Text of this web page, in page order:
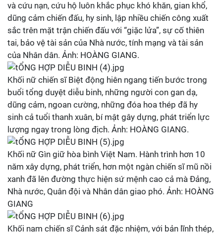
và cứu nạn, cứu hộ luôn khắc phục khó khăn, gian khổ,
dũng cảm chiến đấu, hy sinh, lập nhiều chiến công xuất
sắc trên mặt trận chiến đấu với “giặc lửa”, sự cố thiên
tai, bảo vệ tài sản của Nhà nước, tính mạng và tài sản
của Nhân dân. Ảnh: HOÀNG GIANG.
Khối nữ chiến sĩ Biệt động hiên ngang tiến bước trong
buổi tổng duyệt diễu binh, những người con gan dạ,
dũng cảm, ngoan cường, những đóa hoa thép đã hy
sinh cả tuổi thanh xuân, bí mật gây dựng, phát triển lực
lượng ngay trong lòng địch. Ảnh: HOÀNG GIANG.
Khối nữ Gìn giữ hòa bình Việt Nam. Hành trình hơn 10
năm xây dựng, phát triển, hơn một ngàn chiến sĩ mũ nồi
xanh đã lên đường thực hiện sứ mệnh cao cả mà Đảng,
Nhà nước, Quân đội và Nhân dân giao phó. Ảnh: HOÀNG
GIANG
Khối nam chiến sĩ Cảnh sát đặc nhiệm, với bản lĩnh thép,